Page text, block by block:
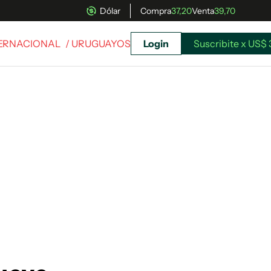
Dólar Compra37,20Venta39,70
/ URUGUAYOS Login Suscribite x US$